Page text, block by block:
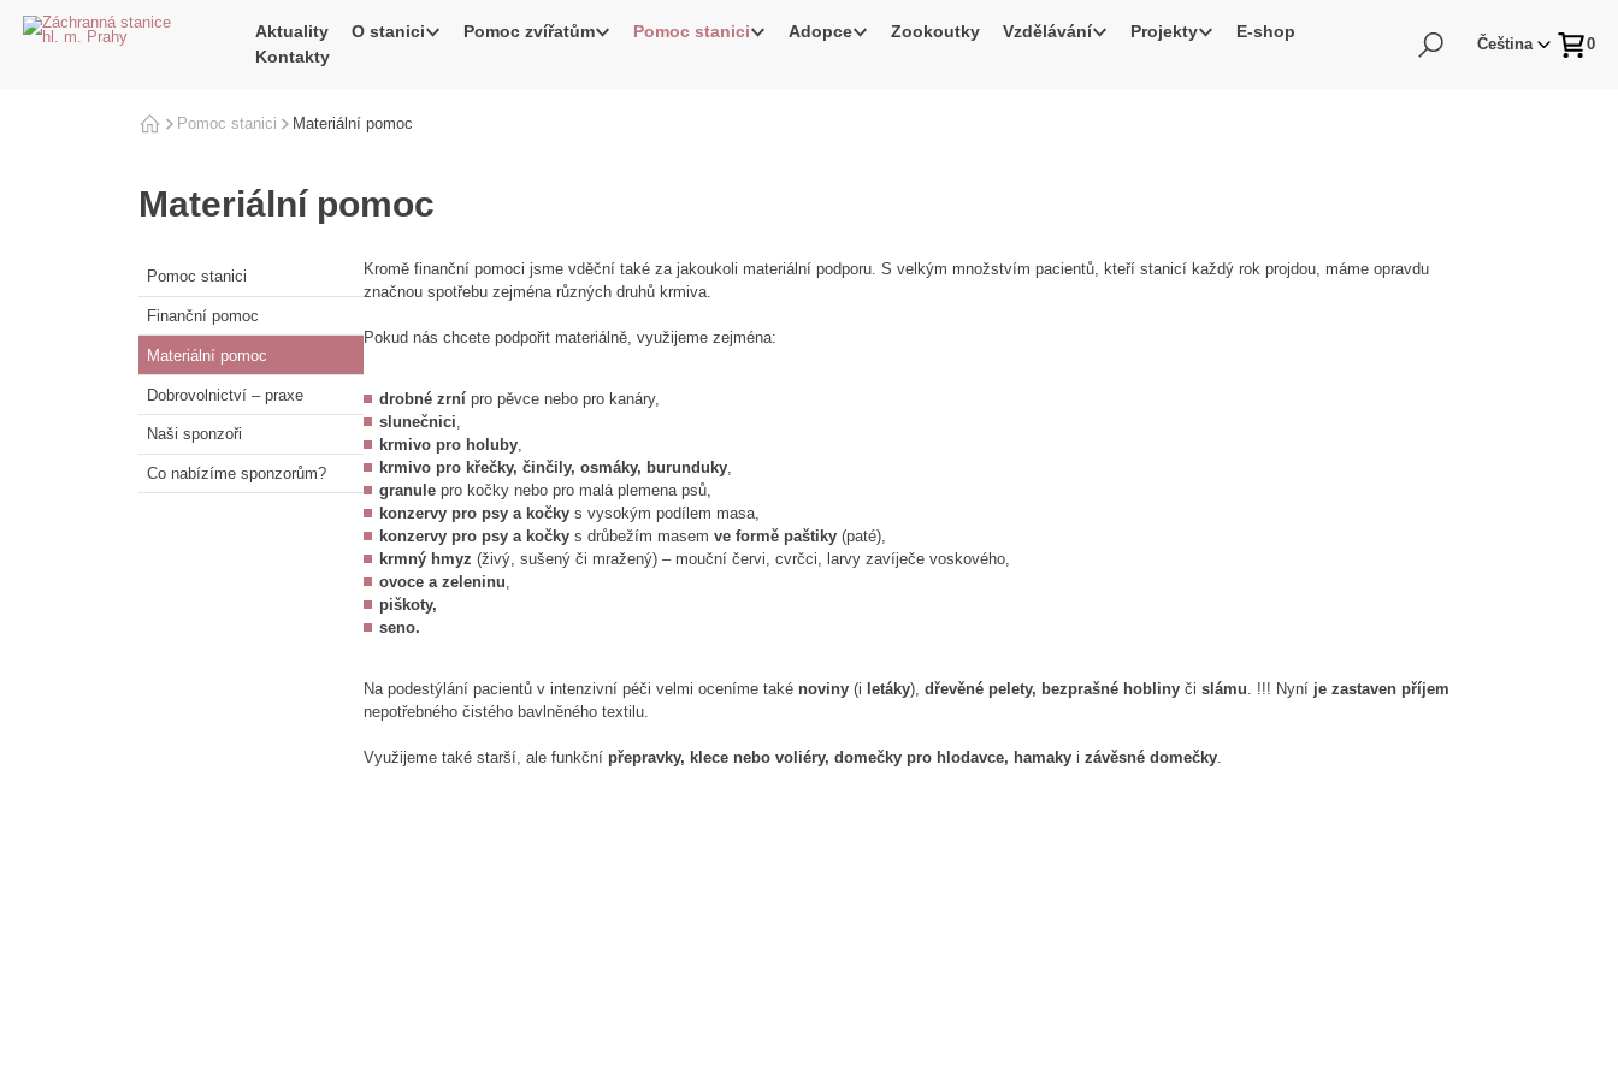
Aktuality O stanici Pomoc zvířatům Pomoc stanici Adopce Zookoutky Vzdělávání Projekty
E-shop
Kontakty
HledáníČeština 0
Domů
Pomoc stanici Materiální pomoc
Materiální pomoc
Kromě finanční pomoci jsme vděční také za jakoukoli materiální podporu. S velkým množstvím pacientů, kteří stanicí každý rok projdou, máme opravdu
značnou spotřebu zejména různých druhů krmiva.
Pokud nás chcete podpořit materiálně, využijeme zejména:
drobné zrní pro pěvce nebo pro kanáry,
slunečnici
krmivo pro holuby
krmivo pro křečky, činčily, osmáky, burunduky
granule pro kočky nebo pro malá plemena psů,
konzervy pro psy a kočky s vysokým podílem masa,
konzervy pro psy a kočky s drůbežím masemve formě paštiky (paté),
krmný hmyz(živý, sušený či mražený) – mouční červi, cvrčci, larvy zavíječe voskového,
ovoce a zeleninu
piškoty,
seno.
Na podestýlání pacientů v intenzivní péči velmi oceníme také noviny (i letáky),dřevěné pelety, bezprašné hobliny čislámu . !!! Nyní je zastaven příjem
nepotřebného čistého bavlněného textilu.
Využijeme také starší, ale funkční přepravky, klece nebo voliéry, domečky pro hlodavce, hamakyizávěsné domečky.
Pomoc stanici
Finanční pomoc
Materiální pomoc
Dobrovolnictví – praxe
Naši sponzoři
Co nabízíme sponzorům?